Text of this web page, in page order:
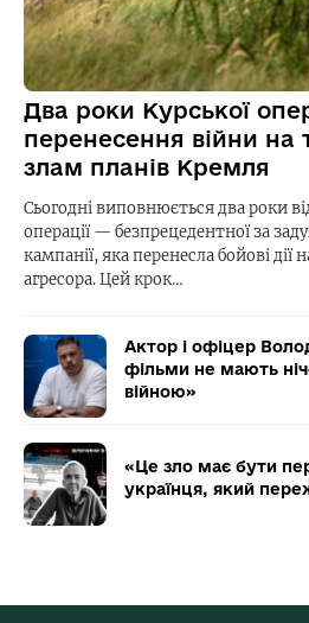
Два роки Курської
перенесення війни на
злам планів Кремля
Сьогодні виповнюється два роки
операції — безпрецедентної за
кампанії, яка перенесла бойові
агресора. Цей крок…
Актор і офіцер
фільми не мають
війною»
«Це зло має бути
українця, який